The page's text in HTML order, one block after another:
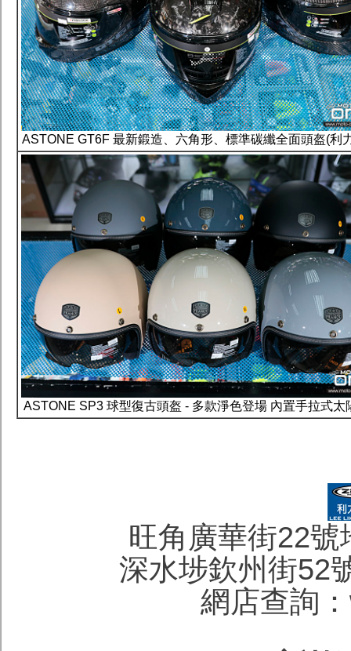
ASTONE GT6F 最新鍛造、六角形、標準碳纖全面頭盔(利
ASTONE SP3 球型復古頭盔 - 多款淨色登場 內置手拉式太
旺角廣華街22
深水埗欽州街52
網店查詢